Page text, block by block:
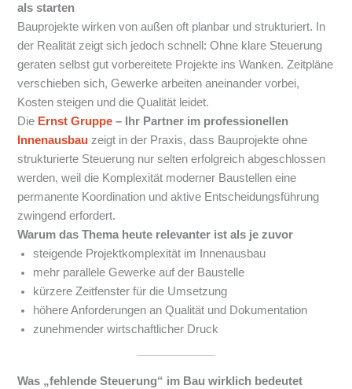
als starten
Bauprojekte wirken von außen oft planbar und strukturiert. In
der Realität zeigt sich jedoch schnell: Ohne klare Steuerung
geraten selbst gut vorbereitete Projekte ins Wanken. Zeitpläne
verschieben sich, Gewerke arbeiten aneinander vorbei,
Kosten steigen und die Qualität leidet.
Die Ernst Gruppe – Ihr Partner im professionellen
Innenausbau zeigt in der Praxis, dass Bauprojekte ohne
strukturierte Steuerung nur selten erfolgreich abgeschlossen
werden, weil die Komplexität moderner Baustellen eine
permanente Koordination und aktive Entscheidungsführung
zwingend erfordert.
Warum das Thema heute relevanter ist als je zuvor
steigende Projektkomplexität im Innenausbau
mehr parallele Gewerke auf der Baustelle
kürzere Zeitfenster für die Umsetzung
höhere Anforderungen an Qualität und Dokumentation
zunehmender wirtschaftlicher Druck
Was „fehlende Steuerung“ im Bau wirklich bedeutet